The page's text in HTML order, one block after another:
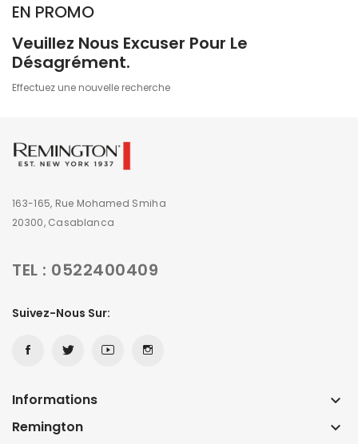
EN PROMO
Veuillez Nous Excuser Pour Le
Désagrément.
Effectuez une nouvelle recherche
163-165, Rue Mohamed Smiha
20300, Casablanca
TEL : 0522400409
Suivez-Nous Sur:
Informations keyboard_arrow_down
Remington keyboard_arrow_down